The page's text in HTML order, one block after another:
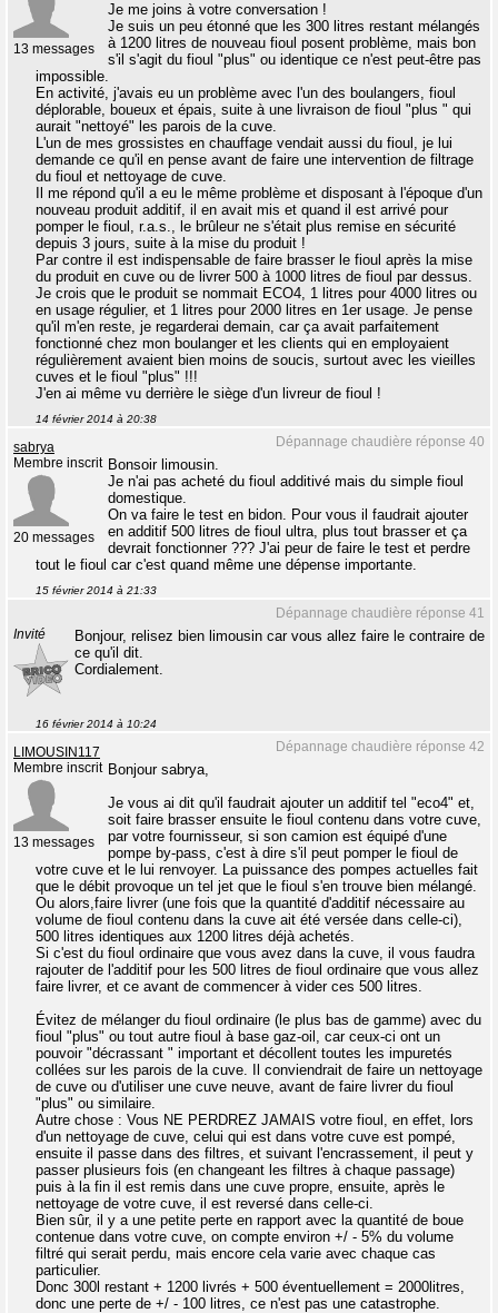
13 messages
Je me joins à votre conversation !
Je suis un peu étonné que les 300 litres restant mélangés
à 1200 litres de nouveau fioul posent problème, mais bon
s'il s'agit du fioul "plus" ou identique ce n'est peut-être pas
impossible.
En activité, j'avais eu un problème avec l'un des boulangers, fioul
déplorable, boueux et épais, suite à une livraison de fioul "plus " qui
aurait "nettoyé" les parois de la cuve.
L'un de mes grossistes en chauffage vendait aussi du fioul, je lui
demande ce qu'il en pense avant de faire une intervention de filtrage
du fioul et nettoyage de cuve.
Il me répond qu'il a eu le même problème et disposant à l'époque d'un
nouveau produit additif, il en avait mis et quand il est arrivé pour
pomper le fioul, r.a.s., le brûleur ne s'était plus remise en sécurité
depuis 3 jours, suite à la mise du produit !
Par contre il est indispensable de faire brasser le fioul après la mise
du produit en cuve ou de livrer 500 à 1000 litres de fioul par dessus.
Je crois que le produit se nommait ECO4, 1 litres pour 4000 litres ou
en usage régulier, et 1 litres pour 2000 litres en 1er usage. Je pense
qu'il m'en reste, je regarderai demain, car ça avait parfaitement
fonctionné chez mon boulanger et les clients qui en employaient
régulièrement avaient bien moins de soucis, surtout avec les vieilles
cuves et le fioul "plus" !!!
J'en ai même vu derrière le siège d'un livreur de fioul !
14 février 2014 à 20:38
Dépannage chaudière réponse 40
sabrya
Membre inscrit
20 messages
Bonsoir limousin.
Je n'ai pas acheté du fioul additivé mais du simple fioul
domestique.
On va faire le test en bidon. Pour vous il faudrait ajouter
en additif 500 litres de fioul ultra, plus tout brasser et ça
devrait fonctionner ??? J'ai peur de faire le test et perdre
tout le fioul car c'est quand même une dépense importante.
15 février 2014 à 21:33
Dépannage chaudière réponse 41
Invité
Bonjour, relisez bien limousin car vous allez faire le contraire de
ce qu'il dit.
Cordialement.
16 février 2014 à 10:24
Dépannage chaudière réponse 42
LIMOUSIN117
Membre inscrit
13 messages
Bonjour sabrya,
Je vous ai dit qu'il faudrait ajouter un additif tel "eco4" et,
soit faire brasser ensuite le fioul contenu dans votre cuve,
par votre fournisseur, si son camion est équipé d'une
pompe by-pass, c'est à dire s'il peut pomper le fioul de
votre cuve et le lui renvoyer. La puissance des pompes actuelles fait
que le débit provoque un tel jet que le fioul s'en trouve bien mélangé.
Ou alors,faire livrer (une fois que la quantité d'additif nécessaire au
volume de fioul contenu dans la cuve ait été versée dans celle-ci),
500 litres identiques aux 1200 litres déjà achetés.
Si c'est du fioul ordinaire que vous avez dans la cuve, il vous faudra
rajouter de l'additif pour les 500 litres de fioul ordinaire que vous allez
faire livrer, et ce avant de commencer à vider ces 500 litres.
Évitez de mélanger du fioul ordinaire (le plus bas de gamme) avec du
fioul "plus" ou tout autre fioul à base gaz-oil, car ceux-ci ont un
pouvoir "décrassant " important et décollent toutes les impuretés
collées sur les parois de la cuve. Il conviendrait de faire un nettoyage
de cuve ou d'utiliser une cuve neuve, avant de faire livrer du fioul
"plus" ou similaire.
Autre chose : Vous NE PERDREZ JAMAIS votre fioul, en effet, lors
d'un nettoyage de cuve, celui qui est dans votre cuve est pompé,
ensuite il passe dans des filtres, et suivant l'encrassement, il peut y
passer plusieurs fois (en changeant les filtres à chaque passage)
puis à la fin il est remis dans une cuve propre, ensuite, après le
nettoyage de votre cuve, il est reversé dans celle-ci.
Bien sûr, il y a une petite perte en rapport avec la quantité de boue
contenue dans votre cuve, on compte environ +/ - 5% du volume
filtré qui serait perdu, mais encore cela varie avec chaque cas
particulier.
Donc 300l restant + 1200 livrés + 500 éventuellement = 2000litres,
donc une perte de +/ - 100 litres, ce n'est pas une catastrophe.